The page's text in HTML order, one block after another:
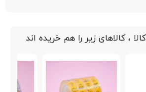
، کالاهای زیر را هم خریده اند